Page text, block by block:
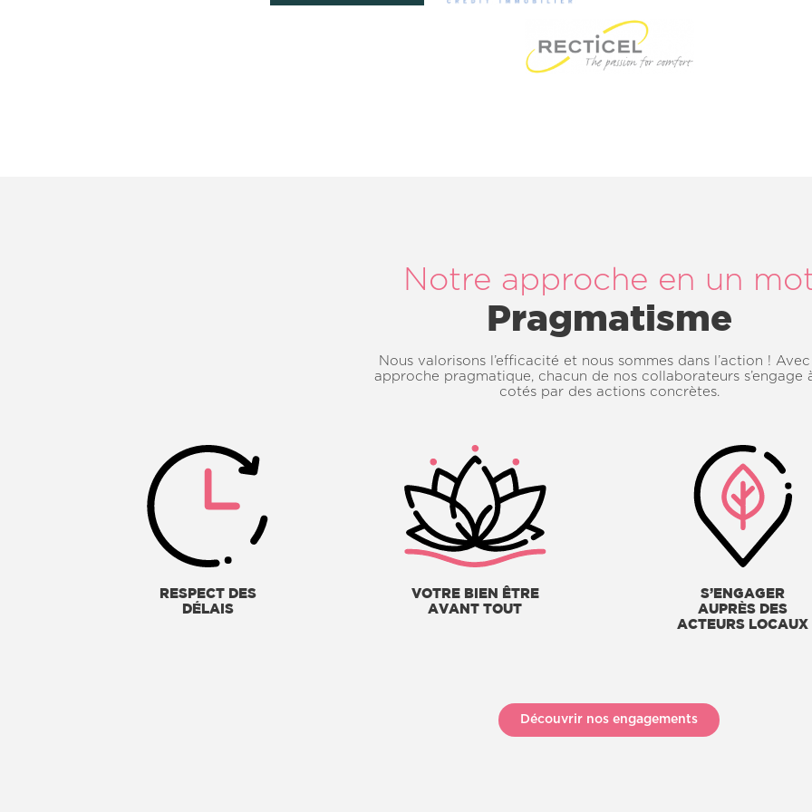
Notre approche en un
Pragmatisme
Nous valorisons l’efficacité et nous sommes dans l’action ! Avec
approche pragmatique, chacun de nos collaborateurs s’engage
cotés par des actions concrètes.
RESPECT DES
DÉLAIS
VOTRE BIEN ÊTRE
AVANT TOUT
S’ENGAGER
AUPRÈS DES
ACTEURS LOCAUX
Découvrir nos engagements